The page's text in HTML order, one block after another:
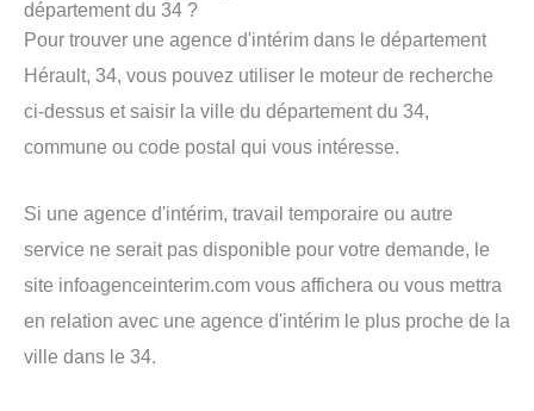
département du 34 ?
Pour trouver une agence d'intérim dans le département
Hérault, 34, vous pouvez utiliser le moteur de recherche
ci-dessus et saisir la ville du département du 34,
commune ou code postal qui vous intéresse.
Si une agence d'intérim, travail temporaire ou autre
service ne serait pas disponible pour votre demande, le
site infoagenceinterim.com vous affichera ou vous mettra
en relation avec une agence d'intérim le plus proche de la
ville dans le 34.